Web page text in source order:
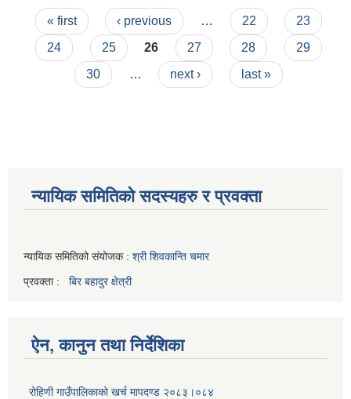
Pages
« first ‹ previous … 22
23
24
25 26 27 28
29
30
… next › last »
न्यायिक समितिको सदस्यहरु र प्रवक्ता
न्यायिक समितिको संयोजक : श्री शिवकान्ति चमार
प्रवक्ता : बिर बहादुर क्षेत्री
ऐन, कानुन तथा निर्देशिका
रोहिणी गाउँपालिकाको खर्च मापदण्ड २०८३।०८४